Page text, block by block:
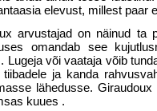
elevust, millest paar
arvustajad on näinud ta
omandab see
Lugeja või vaataja võib
tiibadele ja kanda
lähedusse.
kuues .